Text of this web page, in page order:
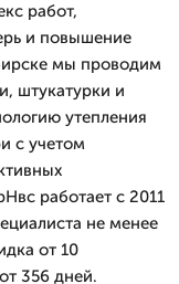
работ,
и повышение
мы проводим
штукатурки и
утепления
с учетом
работает с 2011
не менее
от 10
356 дней.